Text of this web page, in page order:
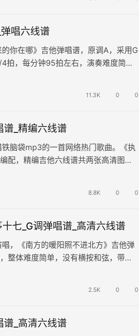
唱六线谱
你在哪》吉他弹唱谱，原调A，采用G
拍，每分钟95拍左右，演奏难度简
11.3K 0 0
谱_精编六线谱
脑袋mp3的一首网络热门歌曲。《执
配，精编吉他六线谱共两张高清图片
8.8K 0 0
七_G调弹唱谱_高清六线谱
，《南方的暖阳照不进北方》吉他弹
整体难度简单，没有横按和弦，带前
2.5K 0 0
谱_高清六线谱